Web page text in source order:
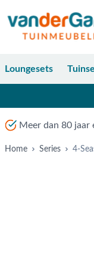
Loungesets
Meer dan 80 jaar
Home Series 4-